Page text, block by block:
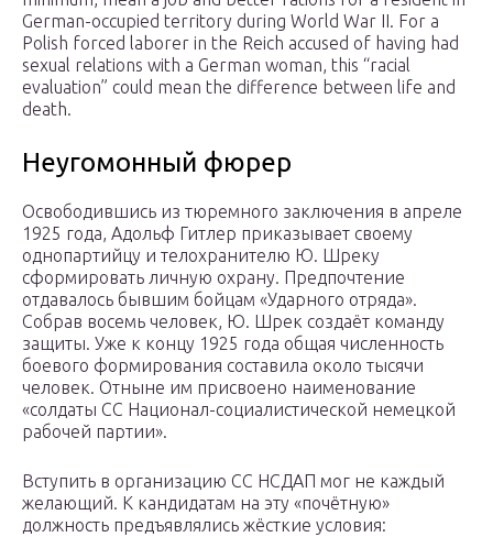
German-occupied territory during World War II. For a
Polish forced laborer in the Reich accused of having had
sexual relations with a German woman, this “racial
evaluation” could mean the difference between life and
death.
Неугомонный фюрер
Освободившись из тюремного заключения в апреле
1925 года, Адольф Гитлер приказывает своему
однопартийцу и телохранителю Ю. Шреку
сформировать личную охрану. Предпочтение
отдавалось бывшим бойцам «Ударного отряда».
Собрав восемь человек, Ю. Шрек создаёт команду
защиты. Уже к концу 1925 года общая численность
боевого формирования составила около тысячи
человек. Отныне им присвоено наименование
«солдаты СС Национал-социалистической немецкой
рабочей партии».
Вступить в организацию СС НСДАП мог не каждый
желающий. К кандидатам на эту «почётную»
должность предъявлялись жёсткие условия: